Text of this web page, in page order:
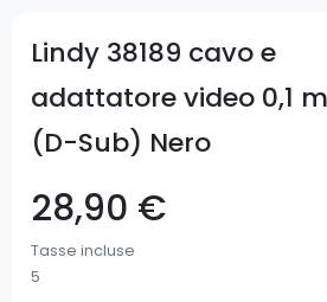
Lindy 38189 cavo e
adattatore video 0,1
(D-Sub) Nero
28,90 €
Tasse incluse
5